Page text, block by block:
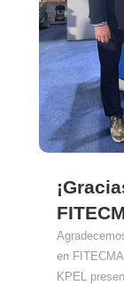
en
KPEL